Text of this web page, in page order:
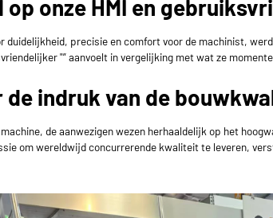
op onze HMI en
precisie en comfort voor de machinist,
"” aanvoelt in vergelijking met wat ze
de indruk van de
de aanwezigen wezen herhaaldelijk op het
om wereldwijd concurrerende kwaliteit te leveren,